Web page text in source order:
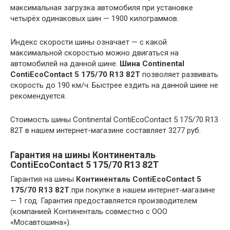
максимальная загрузка автомобиля при установке
четырёх одинаковых шин — 1900 килограммов.
Индекс скорости шины означает — с какой
максимальной скоростью можно двигаться на
автомобилей на данной шине. Шина Continental
ContiEcoContact 5 175/70 R13 82T позволяет развивать
скорость до 190 км/ч. Быстрее ездить на данной шине не
рекомендуется.
Стоимость шины Continental ContiEcoContact 5 175/70 R13
82T в нашем интернет-магазине составляет 3277 руб.
Гарантия на шины Континенталь
ContiEcoContact 5 175/70 R13 82T
Гарантия на шины Континенталь ContiEcoContact 5
175/70 R13 82T при покупке в нашем интернет-магазине
— 1 год. Гарантия предоставляется производителем
(компанией Континенталь совместно с ООО
«Мосавтошина»).